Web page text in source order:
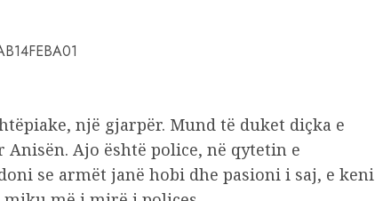
një gjarpër. Mund të duket diçka e
Ajo është police, në qytetin e
se armët janë hobi dhe pasioni i saj, e keni